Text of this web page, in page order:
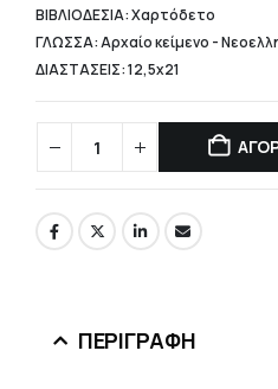
ΒΙΒΛΙΟΔΕΣΙΑ: Χαρτόδετο
ΓΛΩΣΣΑ: Αρχαίο κείμενο -
ΔΙΑΣΤΑΣΕΙΣ: 12,5x21
ΠΕΡΙΓΡΑΦΉ